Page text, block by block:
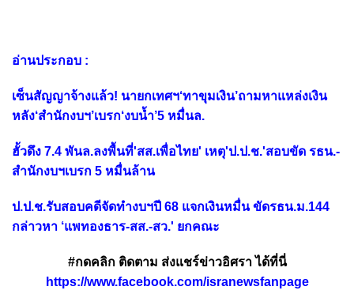
อ่านประกอบ :
เซ็นสัญญาจ้างแล้ว! นายกเทศฯ‘ทาขุมเงิน’ถามหาแหล่งเงิน
หลัง‘สำนักงบฯ’เบรก‘งบน้ำ’5 หมื่นล.
ฮั้วดึง 7.4 พันล.ลงพื้นที่'สส.เพื่อไทย' เหตุ'ป.ป.ช.'สอบขัด รธน.-
สำนักงบฯเบรก 5 หมื่นล้าน
ป.ป.ช.รับสอบคดีจัดทำงบฯปี 68 แจกเงินหมื่น ขัดรธน.ม.144
กล่าวหา ‘แพทองธาร-สส.-สว.' ยกคณะ
#กดคลิก ติดตาม ส่งแชร์ข่าวอิศรา ได้ที่นี่
https://www.facebook.com/isranewsfanpage